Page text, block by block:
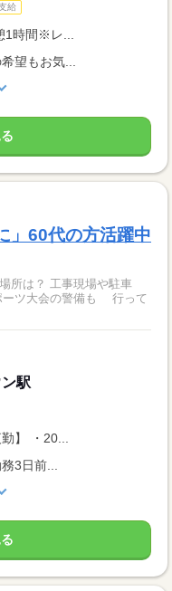
給
1時間※レ...
望もお気...
」60代の方活躍中
駅
】 ・20...
3日前...